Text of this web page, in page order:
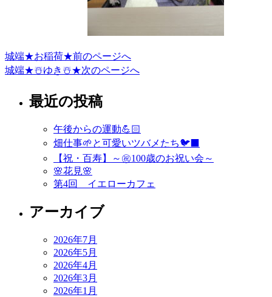
投
稿
城端★お稲荷★前のページへ
城端★☃️ゆき☃️★次のページへ
最近の投稿
午後からの運動💪🏻
畑仕事🌱と可愛いツバメたち🐦‍⬛
【祝・百寿】～㊗️100歳のお祝い会～
🌸花見🌸
第4回 イエローカフェ
アーカイブ
2026年7月
2026年5月
2026年4月
2026年3月
2026年1月